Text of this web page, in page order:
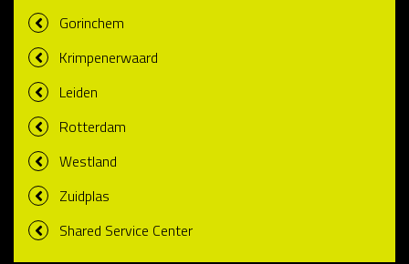
Gorinchem
Krimpenerwaard
Leiden
Rotterdam
Westland
Zuidplas
Shared Service Center